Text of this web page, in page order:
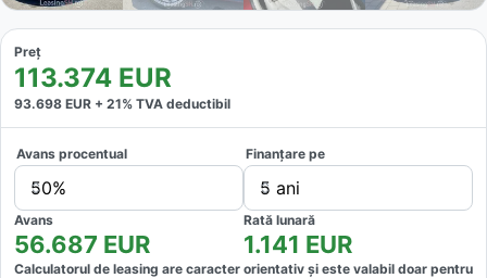
Preț
113.374 EUR
93.698 EUR + 21% TVA deductibil
Avans procentual
50%
Finanțare pe
5 ani
Avans
56.687 EUR
Rată lunară
1.141 EUR
Calculatorul de leasing are caracter orientativ și este valabil doar pentru